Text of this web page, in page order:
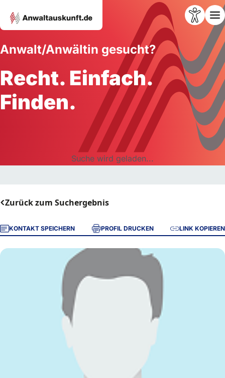
Anwalt/Anwältin gesucht?
Recht. Einfach.
Finden.
Suche wird geladen...
Zurück zum Suchergebnis
KONTAKT SPEICHERN PROFIL DRUCKEN LINK KOPIEREN